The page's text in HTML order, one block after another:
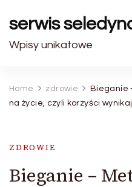
serwis
Wpisy unikatowe
Home zdrowie
Bieganie
na życie, czyli korzyści
ZDROWIE
Bieganie –